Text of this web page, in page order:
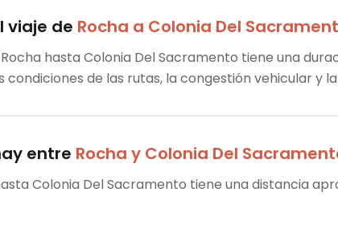
viaje de Rocha a Colonia Del
hasta Colonia Del Sacramento tiene una
condiciones de las rutas, la congestión vehicular y
entre Rocha y Colonia Del
Colonia Del Sacramento tiene una distancia